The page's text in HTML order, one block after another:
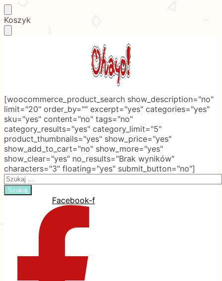
Skip
to
Skip
to
Koszyk
[woocommerce_product_search show_description="no"
limit="20" order_by="" excerpt="yes" categories="yes"
sku="yes" content="no" tags="no"
category_results="yes" category_limit="5"
product_thumbnails="yes" show_price="yes"
show_add_to_cart="no" show_more="yes"
show_clear="yes" no_results="Brak wyników"
characters="3" floating="yes" submit_button="no"]
Search
for:
Facebook-f